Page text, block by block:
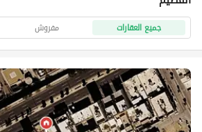
جميع العقارات مفروش